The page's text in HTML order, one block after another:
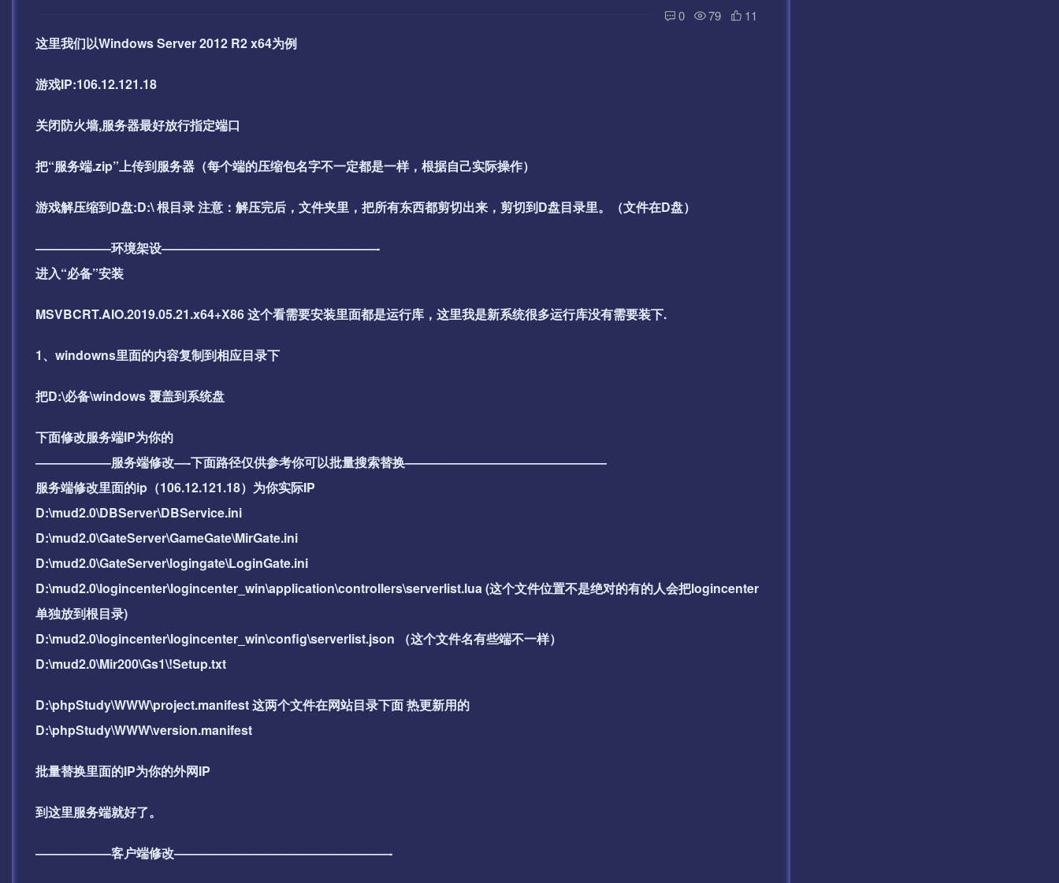
0 79 11
这里我们以Windows Server 2012 R2 x64为例
游戏IP:106.12.121.18
关闭防火墙,服务器最好放行指定端口
把“服务端.zip”上传到服务器（每个端的压缩包名字不一定都是一样，根据自己实际操作）
游戏解压缩到D盘:D:\ 根目录 注意：解压完后，文件夹里，把所有东西都剪切出来，剪切到D盘目录里。（文件在D盘）
——————环境架设—————————————————-
进入“必备”安装
MSVBCRT.AIO.2019.05.21.x64+X86 这个看需要安装里面都是运行库，这里我是新系统很多运行库没有需要装下.
1、windowns里面的内容复制到相应目录下
把D:\必备\windows 覆盖到系统盘
下面修改服务端IP为你的
——————服务端修改—-下面路径仅供参考你可以批量搜索替换————————————————
服务端修改里面的ip（106.12.121.18）为你实际IP
D:\mud2.0\DBServer\DBService.ini
D:\mud2.0\GateServer\GameGate\MirGate.ini
D:\mud2.0\GateServer\logingate\LoginGate.ini
D:\mud2.0\logincenter\logincenter_win\application\controllers\serverlist.lua (这个文件位置不是绝对的有的人会把logincenter
单独放到根目录)
D:\mud2.0\logincenter\logincenter_win\config\serverlist.json （这个文件名有些端不一样）
D:\mud2.0\Mir200\Gs1\!Setup.txt
D:\phpStudy\WWW\project.manifest 这两个文件在网站目录下面 热更新用的
D:\phpStudy\WWW\version.manifest
批量替换里面的IP为你的外网IP
到这里服务端就好了。
——————客户端修改—————————————————-